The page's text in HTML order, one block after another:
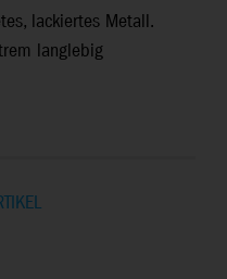
lackiertes Metall.
langlebig